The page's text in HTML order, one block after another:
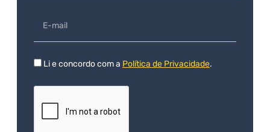
Li e concordo com a Política de Privacidade.